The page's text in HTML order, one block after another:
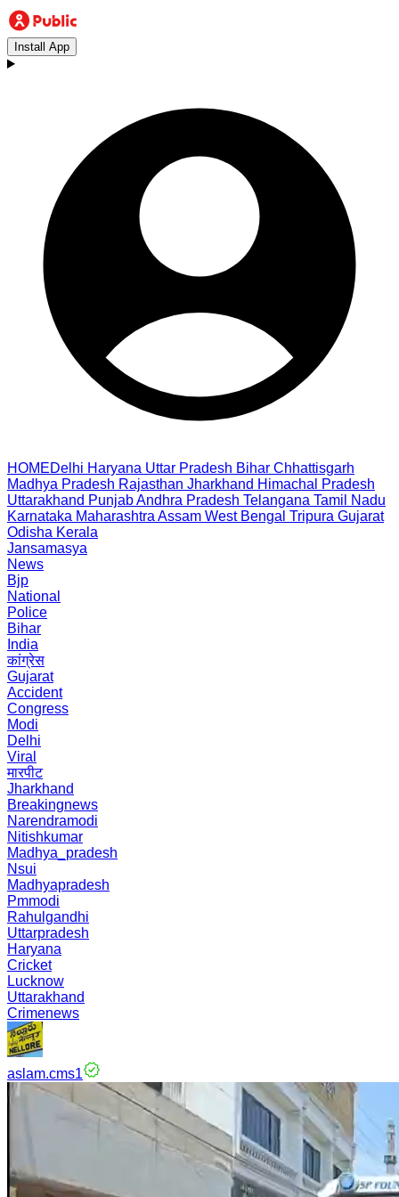
Install App
HOMEDelhi Haryana Uttar Pradesh Bihar Chhattisgarh
Madhya Pradesh Rajasthan Jharkhand Himachal Pradesh
Uttarakhand PunjabAndhra Pradesh Telangana Tamil Nadu
Karnataka Maharashtra Assam West Bengal Tripura Gujarat
Odisha Kerala
Jansamasya
News
Bjp
National
Police
Bihar
India
कांग्रेस
Gujarat
Accident
Congress
Modi
Delhi
Viral
मारपीट
Jharkhand
Breakingnews
Narendramodi
Nitishkumar
Madhya_pradesh
Nsui
Madhyapradesh
Pmmodi
Rahulgandhi
Uttarpradesh
Haryana
Cricket
Lucknow
Uttarakhand
Crimenews
aslam.cms1